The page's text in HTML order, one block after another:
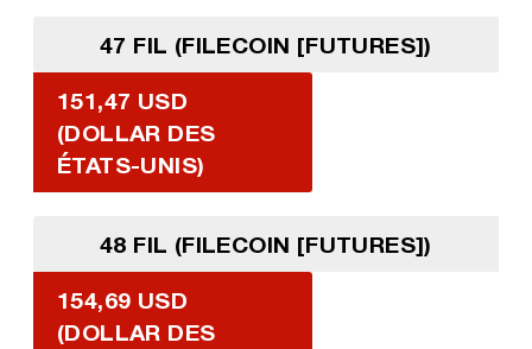
47 FIL (FILECOIN [FUTURES])
151,47 USD
(DOLLAR DES
ÉTATS-UNIS)
48 FIL (FILECOIN [FUTURES])
154,69 USD
(DOLLAR DES